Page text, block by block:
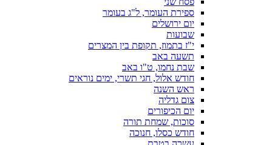
ספירת העומר, ל"ג בעומר
יום ירושלים
שבועות
י"ז בתמוז, תקופת בין המצרים
תשעה באב
שבת נחמו, ט"ו באב
חודש אלול, חגי תשרי, ימים נוראים
ראש השנה
צום גדליה
יום הכיפורים
סוכות, שמחת תורה
חודש כסלו, חנוכה